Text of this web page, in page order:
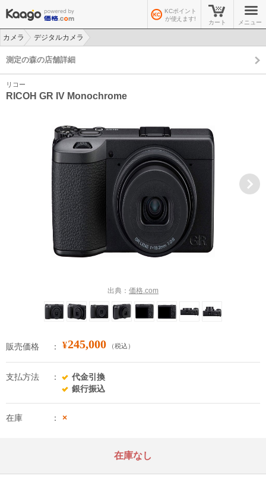
KCポイント
が使えます!
カート メニュー
カメラ
デジタルカメラ
測定の森の店舗詳細
リコー
RICOH GR IV Monochrome
出典： 価格.com
販売価格 ¥245,000 （税込）
支払方法
代金引換
銀行振込
在庫 ×
在庫なし